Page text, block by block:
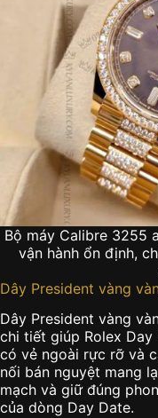
Bộ máy Calibre 3255
vận hành ổn định,
Dây President vàng
Dây President vàng
chi tiết giúp Rolex Day
có vẻ ngoài rực rỡ và
nối bán nguyệt mang
mạch và giữ đúng
của dòng Day Date.